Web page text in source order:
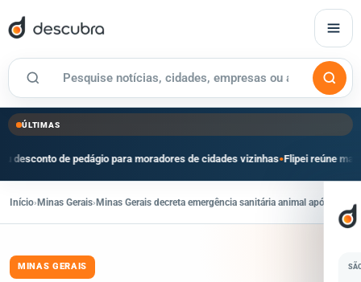
ÚLTIMAS
para moradores de cidades vizinhas●Flipei reúne mais de 180
Início›Minas Gerais›Minas Gerais decreta emergência sanitária animal após
MINAS GERAIS